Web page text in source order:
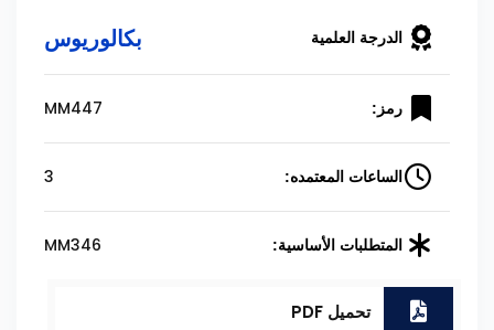
الدرجة العلمية بكالوريوس
رمز: MM447
الساعات المعتمده: 3
المتطلبات الأساسية: MM346
تحميل PDF